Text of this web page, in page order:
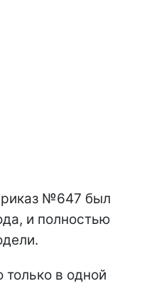
№647 был
и полностью
только в одной